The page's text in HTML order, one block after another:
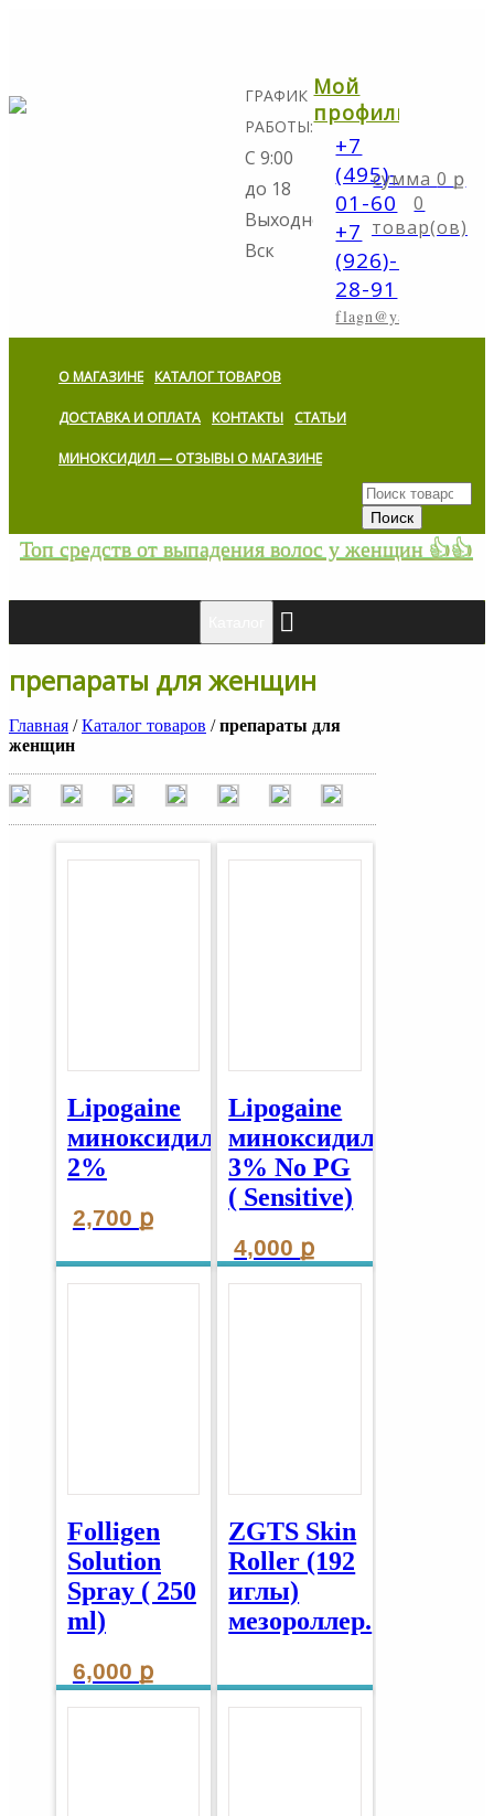
ГРАФИК
РАБОТЫ:
С 9:00
до 18
Выходной:
Вск
Мой
профиль
+7
(495)-298-
01-60
+7
(926)-773-
28-91
flagn@yandex.ru
0 ք
0
товар(ов)
О МАГАЗИНЕ КАТАЛОГ ТОВАРОВ
ДОСТАВКА И ОПЛАТА КОНТАКТЫ СТАТЬИ
МИНОКСИДИЛ — ОТЗЫВЫ О МАГАЗИНЕ
Топ средств от выпадения волос у женщин 👍👍
препараты для женщин
Главная /Каталог товаров /препараты для
женщин
Lipogaine
миноксидил
2%
2,700 ք
Lipogaine
миноксидил
3% No PG
( Sensitive)
4,000 ք
Folligen
Solution
Spray ( 250
ml)
6,000 ք
ZGTS Skin
Roller (192
иглы)
мезороллер.